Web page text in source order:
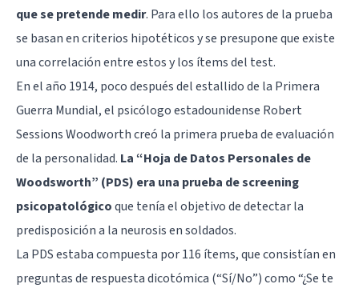
que se pretende medir. Para ello los autores de la prueba
se basan en criterios hipotéticos y se presupone que existe
una correlación entre estos y los ítems del test.
En el año 1914, poco después del estallido de la Primera
Guerra Mundial, el psicólogo estadounidense Robert
Sessions Woodworth creó la primera prueba de evaluación
de la personalidad. La “Hoja de Datos Personales de
Woodsworth” (PDS) era una prueba de screening
psicopatológicoque tenía el objetivo de detectar la
predisposición a la neurosis en soldados.
La PDS estaba compuesta por 116 ítems, que consistían en
preguntas de respuesta dicotómica (“Sí/No”) como “¿Se te